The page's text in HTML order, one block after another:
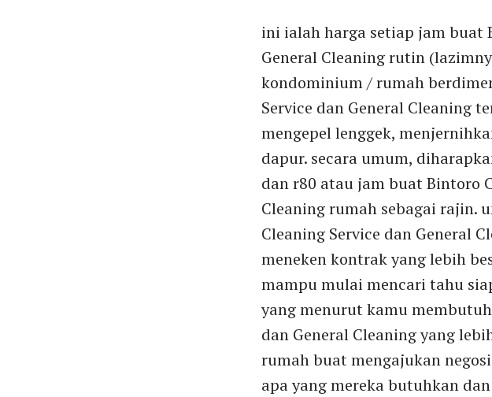
ini ialah harga setiap jam buat
General Cleaning rutin
kondominium / rumah
Service dan General Cleaning
mengepel lenggek,
dapur. secara umum,
dan r80 atau jam buat Bintoro
Cleaning rumah sebagai rajin.
Cleaning Service dan General
meneken kontrak yang lebih
mampu mulai mencari tahu
yang menurut kamu
dan General Cleaning yang
rumah buat mengajukan
apa yang mereka butuhkan